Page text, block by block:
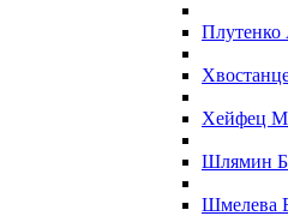
Хейфец
Шлямин
Шмелева